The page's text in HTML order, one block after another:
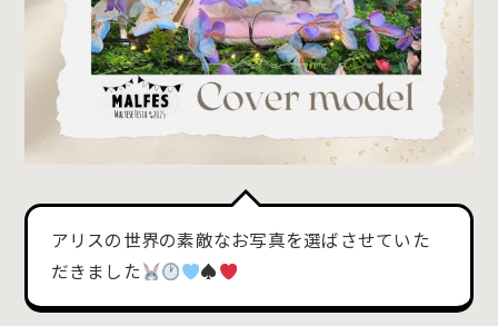
アリスの世界の素敵なお写真を選ばさせていた
だきました
♠️